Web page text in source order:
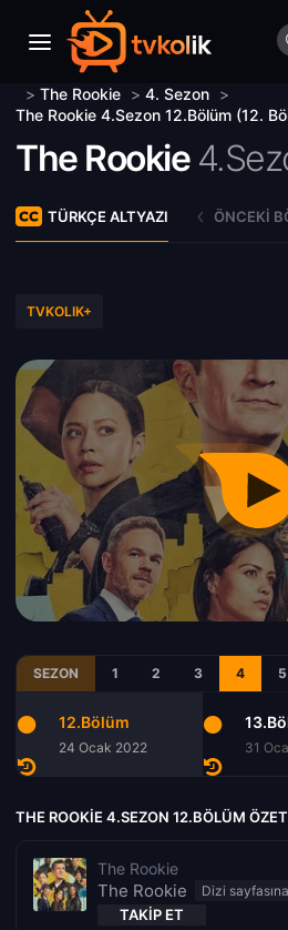
> The Rookie > 4. Sezon >
The Rookie 4.Sezon 12.Bölüm (12.
The Rookie
TÜRKÇE ALTYAZI ÖNCEKI
TVKOLIK+
SEZON 1 2 3 4 5
12.Bölüm
24 Ocak 2022 31
THE ROOKIE 4.SEZON 12.BÖLÜM
The Rookie
The Rookie
TAKIP ET